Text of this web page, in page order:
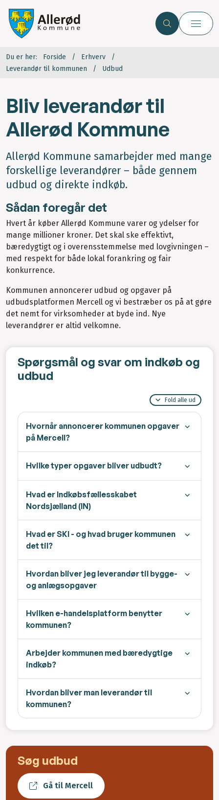
Du er her: Forside
Erhverv
Leverandør til kommunen
Udbud
Bliv leverandør til
Allerød Kommune
Allerød Kommune samarbejder med mange
forskellige leverandører – både gennem
udbud og direkte indkøb.
Sådan foregår det
Hvert år køber Allerød Kommune varer og ydelser for
mange millioner kroner. Det skal ske effektivt,
bæredygtigt og i overensstemmelse med lovgivningen –
med respekt for både lokal forankring og fair
konkurrence.
Kommunen annoncerer udbud og opgaver på
udbudsplatformen Mercell og vi bestræber os på at gøre
det nemt for virksomheder at byde ind. Nye
leverandører er altid velkomne.
Spørgsmål og svar om indkøb og
udbud
Fold alle ud
Hvornår annoncerer kommunen opgaver
på Mercell?
Hvilke typer opgaver bliver udbudt?
Hvad er Indkøbsfællesskabet
Nordsjælland (IN)
Hvad er SKI - og hvad bruger kommunen
det til?
Hvordan bliver jeg leverandør til bygge-
og anlægsopgaver
Hvilken e-handelsplatform benytter
kommunen?
Arbejder kommunen med bæredygtige
indkøb?
Hvordan bliver man leverandør til
kommunen?
Søg udbud
Gå til Mercell